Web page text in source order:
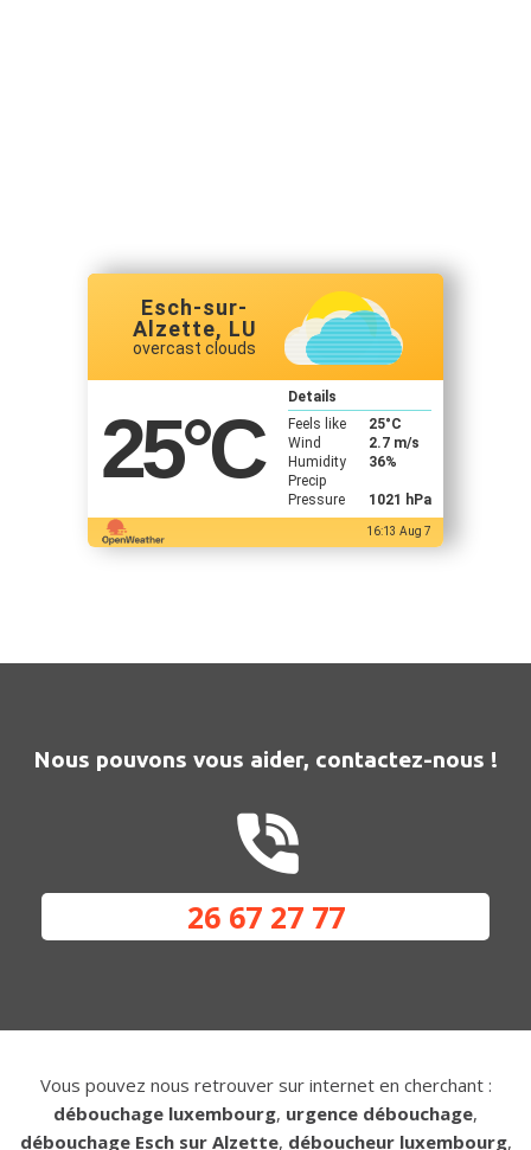
Esch-sur-
Alzette, LU
overcast clouds
25°C
Details
Feels like
25°C
Wind
2.7 m/s
Humidity
36%
Precip
Pressure
1021 hPa
16:13 Aug 7
Nous pouvons vous aider, contactez-nous !
26 67 27 77
Vous pouvez nous retrouver sur internet en cherchant :
débouchage luxembourg, urgence débouchage,
débouchage Esch sur Alzette, déboucheur luxembourg,